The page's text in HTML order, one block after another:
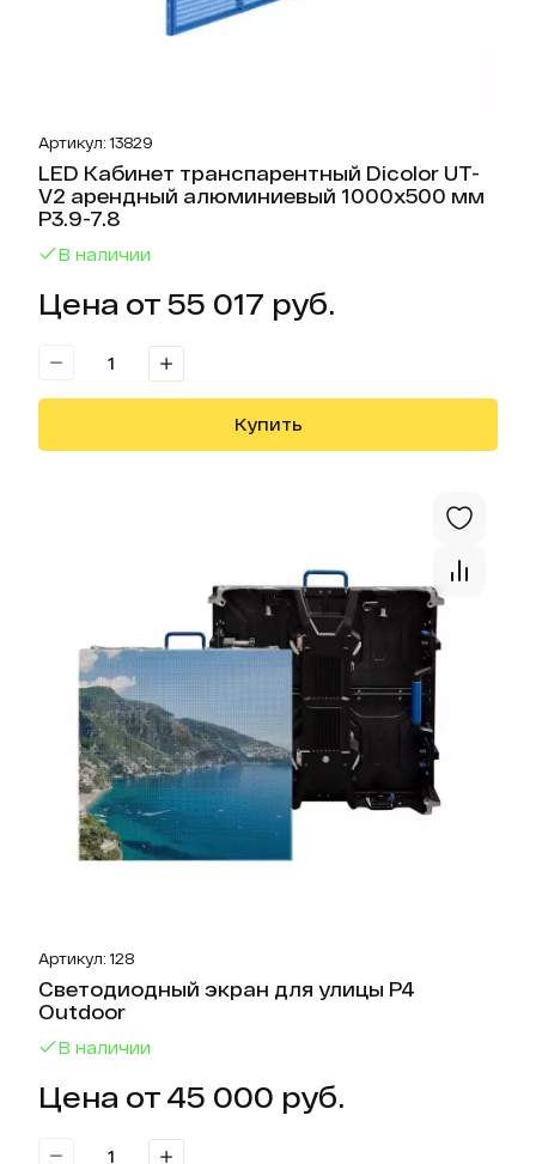
Артикул: 13829
LED Кабинет транспарентный Dicolor UT-
V2 арендный алюминиевый 1000x500 мм
Р3.9-7.8
В наличии
Цена от 55 017 руб.
Купить
Артикул: 128
Светодиодный экран для улицы P4
Outdoor
В наличии
Цена от 45 000 руб.